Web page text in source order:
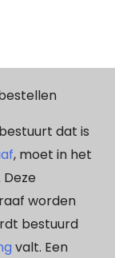
dat is
, moet in het
worden
bestuurd
valt. Een